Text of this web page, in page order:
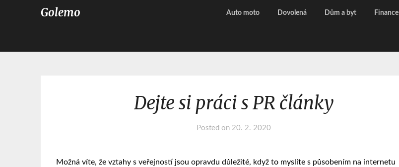
Golemo Auto moto Dovolená Dům a byt Finance
Dejte si práci s PR články
Posted on 20. 2. 2020
Možná víte, že vztahy s veřejností jsou opravdu důležité, když to myslíte s působením na internetu